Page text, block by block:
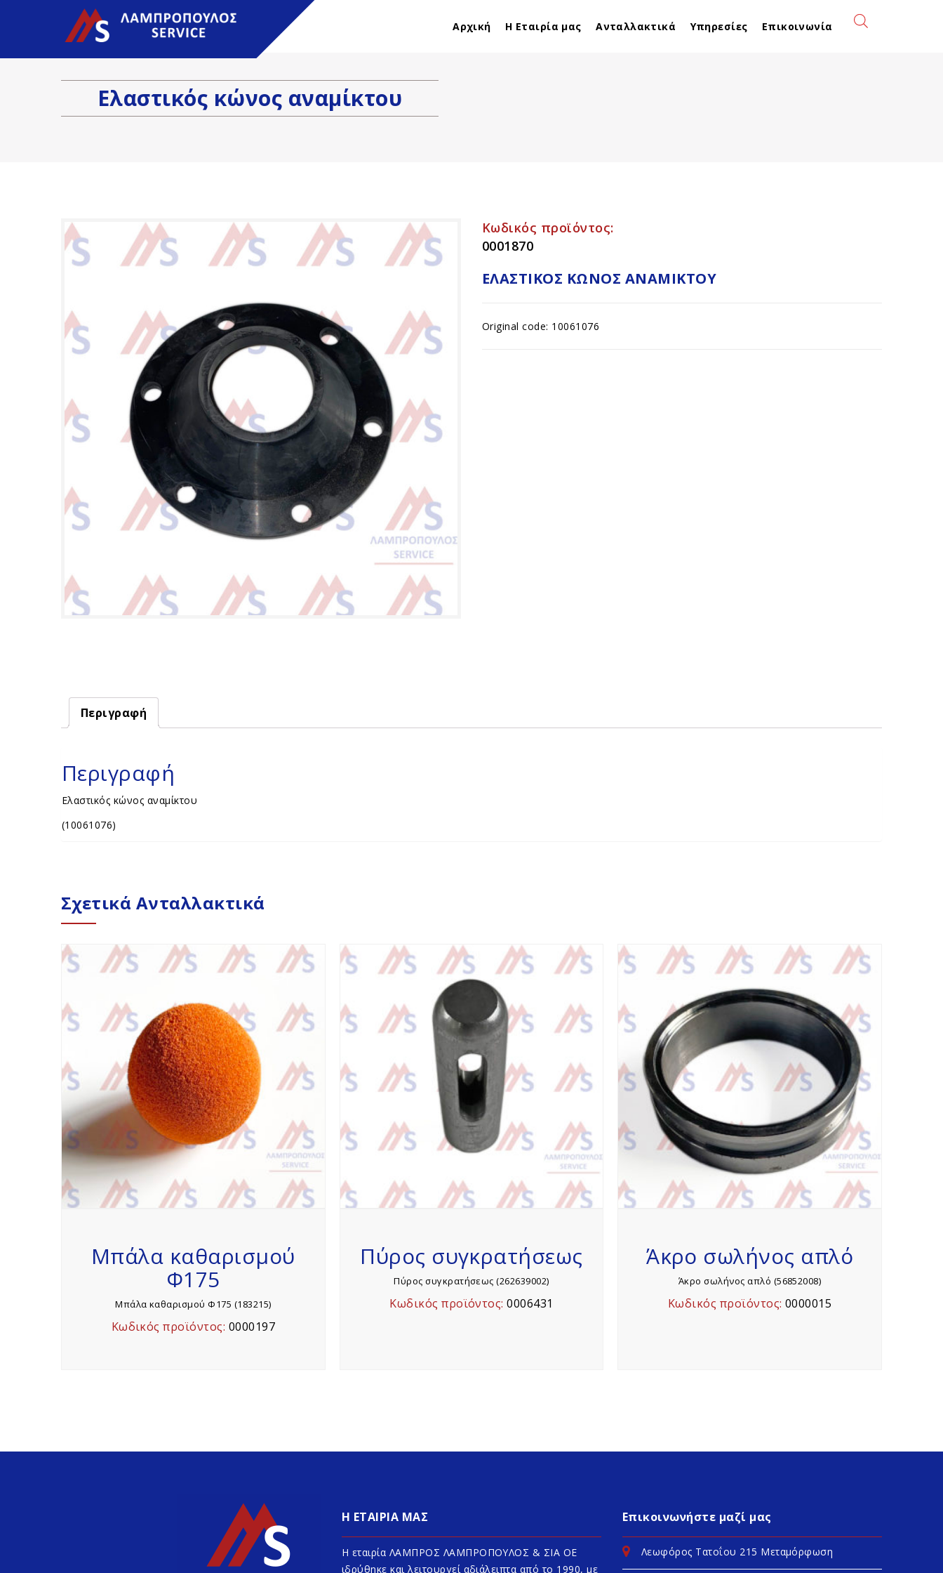
Λεωφόρος Τατοΐου 215 Μεταμόρφωση
Αρχική Η Εταιρία μας Ανταλλακτικά Υπηρεσίες Επικοινωνία
Ελαστικός κώνος αναμίκτου
Κωδικός προϊόντος:
0001870
ΕΛΑΣΤΙΚΌΣ ΚΏΝΟΣ ΑΝΑΜΊΚΤΟΥ
Original code: 10061076
Περιγραφή
Περιγραφή
Ελαστικός κώνος αναμίκτου
(10061076)
Σχετικά Ανταλλακτικά
Μπάλα καθαρισμού
Φ175
Μπάλα καθαρισμού Φ175 (183215)
Κωδικός προϊόντος: 0000197
Πύρος συγκρατήσεως
Πύρος συγκρατήσεως (262639002)
Κωδικός προϊόντος:0006431
Άκρο σωλήνος απλό
Άκρο σωλήνος απλό (56852008)
Κωδικός προϊόντος:0000015
Η ΕΤΑΙΡΙΑ ΜΑΣ
Η εταιρία ΛΑΜΠΡΟΣ ΛΑΜΠΡΟΠΟΥΛΟΣ & ΣΙΑ ΟΕ
ιδρύθηκε και λειτουργεί αδιάλειπτα από το 1990, με
Επικοινωνήστε μαζί μας
Λεωφόρος Τατοΐου 215 Μεταμόρφωση